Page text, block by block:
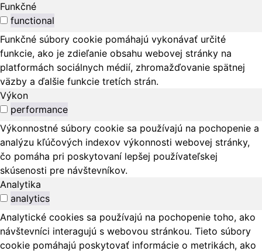
Funkčné
functional
Funkčné súbory cookie pomáhajú vykonávať určité
funkcie, ako je zdieľanie obsahu webovej stránky na
platformách sociálnych médií, zhromažďovanie spätnej
väzby a ďalšie funkcie tretích strán.
Výkon
performance
Výkonnostné súbory cookie sa používajú na pochopenie a
analýzu kľúčových indexov výkonnosti webovej stránky,
čo pomáha pri poskytovaní lepšej používateľskej
skúsenosti pre návštevníkov.
Analytika
analytics
Analytické cookies sa používajú na pochopenie toho, ako
návštevníci interagujú s webovou stránkou. Tieto súbory
cookie pomáhajú poskytovať informácie o metrikách, ako